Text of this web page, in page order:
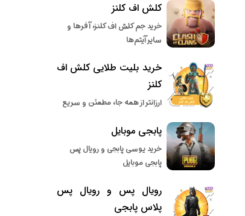
کلش اف کلنز
خرید جم کلش اف کلنز، آفرها و
سایر آیتم‌ها
خرید بلیت طلایی کلش اف
کلنز
ارزانتر از همه جا، مطمئن و سریع
پابجی موبایل
خرید یوسی پابجی و رویال پس
پابجی موبایل
رویال پس و رویال پس
پلاس پابجی